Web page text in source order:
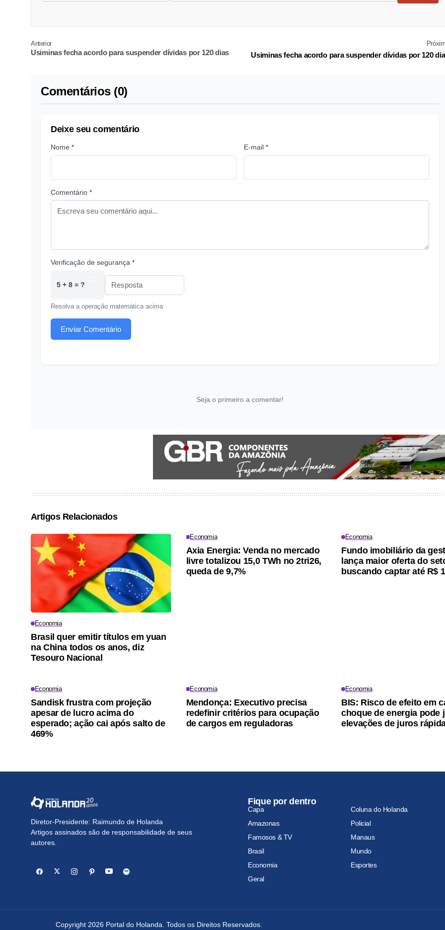
Anterior
Usiminas fecha acordo para suspender dívidas por 120 dias Usiminas fecha acordo para suspender dívidas por 120
Comentários (0)
Deixe seu comentário
Nome * E-mail *
Comentário *
Verificação de segurança *
5 + 8 = ?
Resolva a operação matemática acima
Enviar Comentário
Seja o primeiro a comentar!
Artigos Relacionados
Economia
Brasil quer emitir títulos em yuan
na China todos os anos, diz
Tesouro Nacional
Economia
Axia Energia: Venda no mercado
livre totalizou 15,0 TWh no 2tri26,
queda de 9,7%
Economia
Fundo imobiliário da
lança maior oferta do
buscando captar até R$
Economia
Sandisk frustra com projeção
apesar de lucro acima do
esperado; ação cai após salto de
469%
Economia
Mendonça: Executivo precisa
redefinir critérios para ocupação
de cargos em reguladoras
Economia
BIS: Risco de efeito em
choque de energia pode
elevações de juros
Diretor-Presidente: Raimundo de Holanda
Artigos assinados são de responsabilidade de seus
autores.
Fique por dentro
Capa
Coluna do Holanda
Amazonas
Policial
Famosos & TV
Manaus
Brasil
Mundo
Economia
Esportes
Geral
Copyright 2026 Portal do Holanda. Todos os Direitos Reservados.